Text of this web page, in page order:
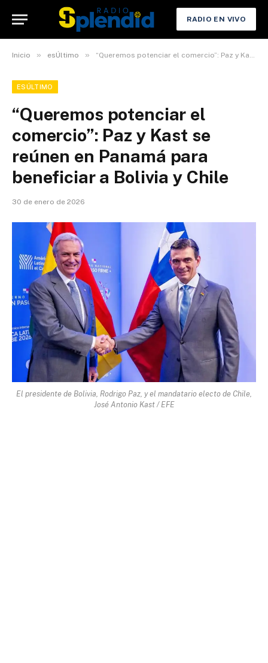
RADIO EN VIVO
Inicio » esÚltimo » “Queremos potenciar el comercio”: Paz y Kast se reúnen en Panamá para beneficiar a Bolivia y Chile
ESÚLTIMO
“Queremos potenciar el
comercio”: Paz y Kast se
reúnen en Panamá para
beneficiar a Bolivia y Chile
30 de enero de 2026
El presidente de Bolivia, Rodrigo Paz, y el mandatario electo de Chile,
José Antonio Kast / EFE